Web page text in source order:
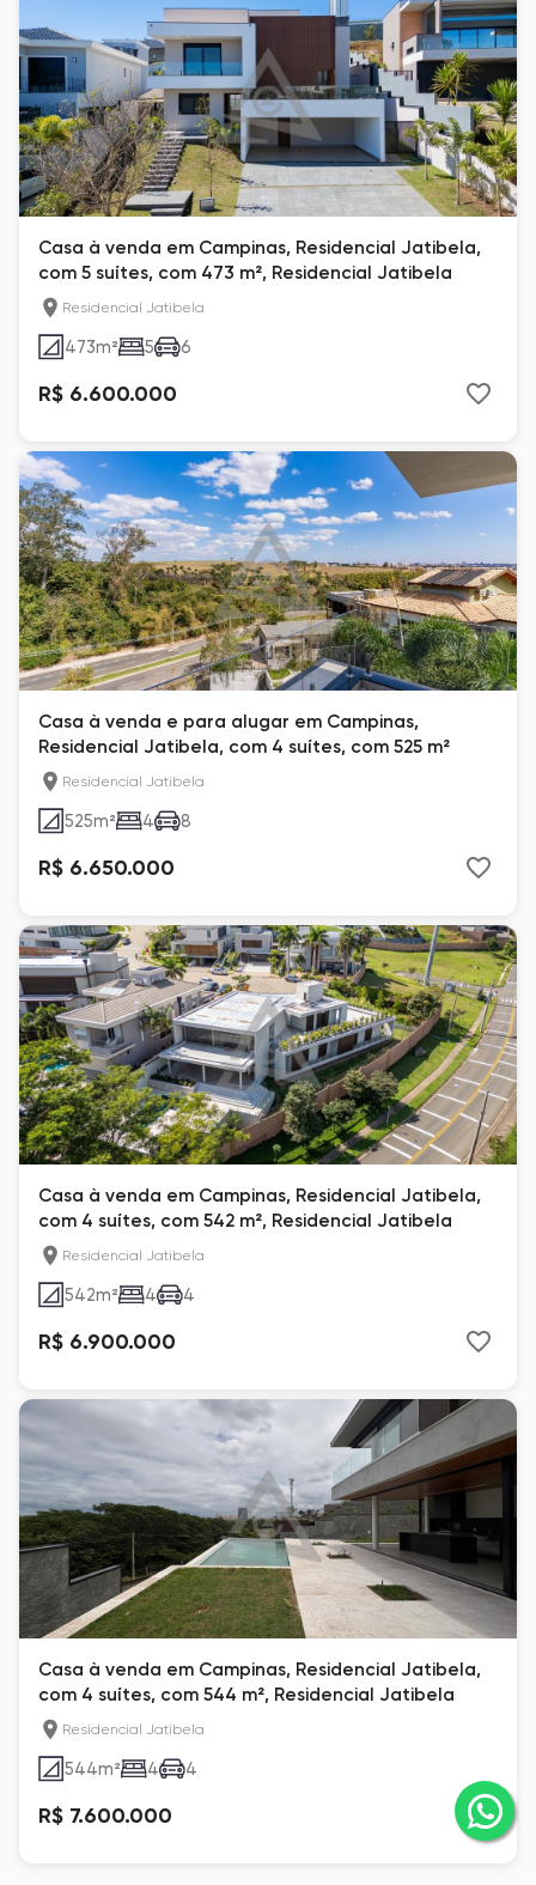
Casa à venda em Campinas, Residencial Jatibela,
com 5 suítes, com 473 m², Residencial Jatibela
Residencial Jatibela
473m² 5 6
R$ 6.600.000
Casa à venda e para alugar em Campinas,
Residencial Jatibela, com 4 suítes, com 525 m²
Residencial Jatibela
525m² 4 8
R$ 6.650.000
Casa à venda em Campinas, Residencial Jatibela,
com 4 suítes, com 542 m², Residencial Jatibela
Residencial Jatibela
542m² 4 4
R$ 6.900.000
Casa à venda em Campinas, Residencial Jatibela,
com 4 suítes, com 544 m², Residencial Jatibela
Residencial Jatibela
544m² 4 4
R$ 7.600.000